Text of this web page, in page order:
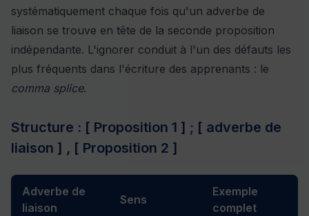
systématiquement chaque fois qu'un adverbe de
liaison se trouve en tête de la seconde proposition
indépendante. L'ignorer conduit à l'un des défauts les
plus fréquents dans l'écriture des apprenants : le
comma splice.
Structure : [ Proposition 1 ] ; [ adverbe de
liaison ] , [ Proposition 2 ]
Adverbe de
liaison
Sens
Exemple
complet